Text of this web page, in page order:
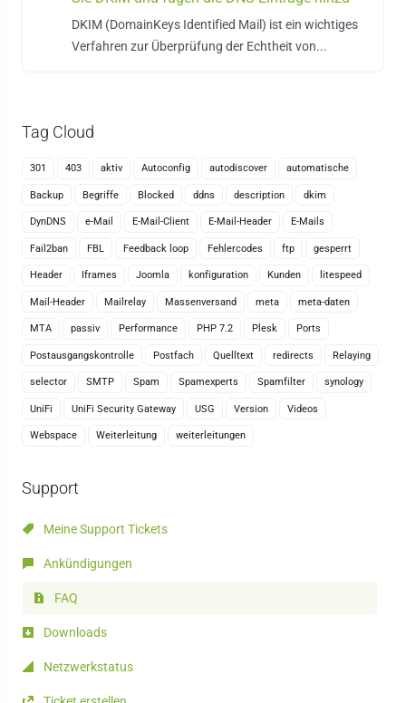
Tag Cloud
301 403 aktiv Autoconfig autodiscover automatische
Backup Begriffe Blocked ddns description dkim
DynDNS e-Mail E-Mail-Client E-Mail-Header E-Mails
Fail2ban FBL Feedback loop Fehlercodes ftp gesperrt
Header Iframes Joomla konfiguration Kunden litespeed
Mail-Header Mailrelay Massenversand meta meta-daten
MTA passiv Performance PHP 7.2 Plesk Ports
Postausgangskontrolle Postfach Quelltext redirects Relaying
selector SMTP Spam Spamexperts Spamfilter synology
UniFi UniFi Security Gateway USG Version Videos
Webspace Weiterleitung weiterleitungen
Support
Meine Support Tickets
Ankündigungen
FAQ
Downloads
Netzwerkstatus
DKIM (DomainKeys Identified Mail) ist ein wichtiges
Verfahren zur Überprüfung der Echtheit von...